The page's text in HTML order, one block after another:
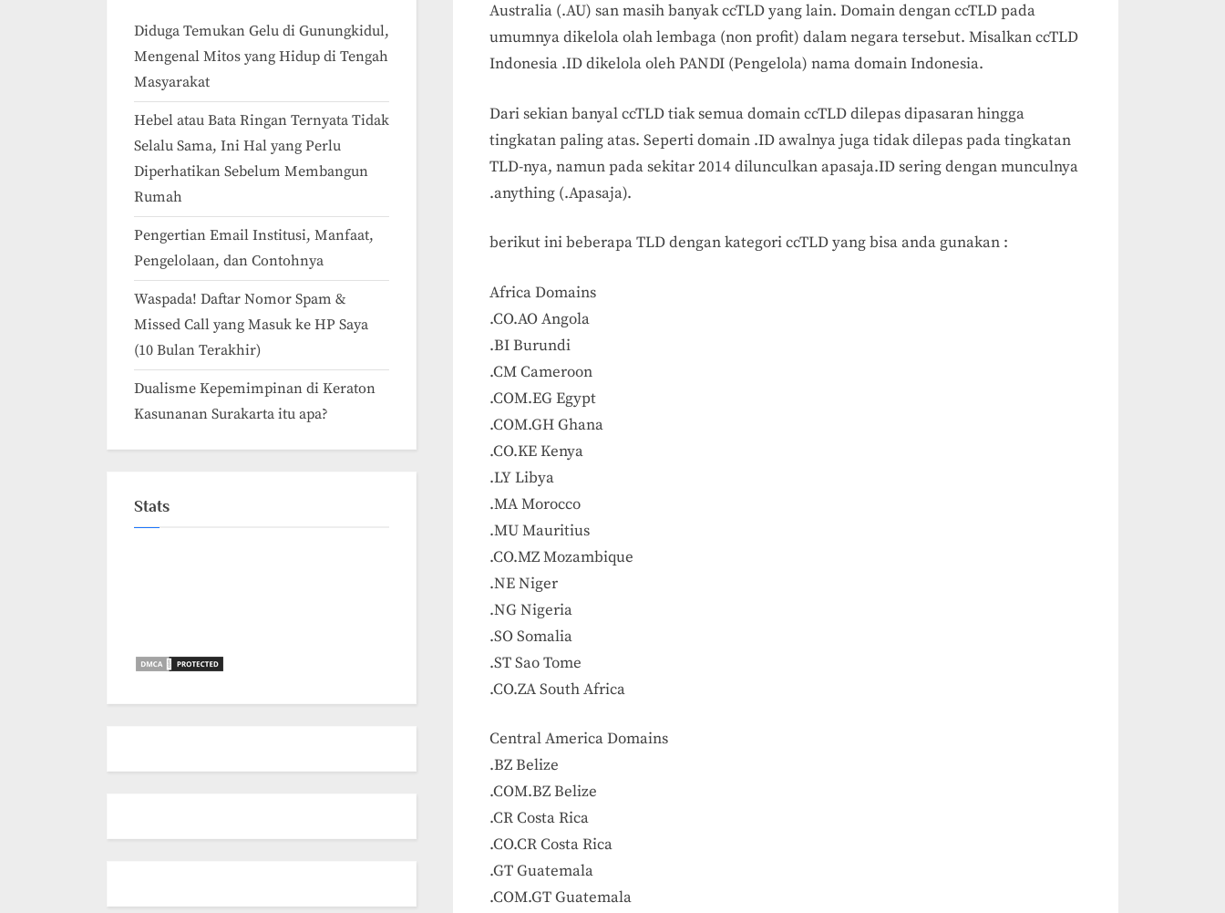
Australia (.AU) san masih banyak ccTLD yang lain. Domain dengan ccTLD pada
umumnya dikelola olah lembaga (non profit) dalam negara tersebut. Misalkan ccTLD
Indonesia .ID dikelola oleh PANDI (Pengelola) nama domain Indonesia.
Dari sekian banyal ccTLD tiak semua domain ccTLD dilepas dipasaran hingga
tingkatan paling atas. Seperti domain .ID awalnya juga tidak dilepas pada tingkatan
TLD-nya, namun pada sekitar 2014 dilunculkan apasaja.ID sering dengan munculnya
.anything (.Apasaja).
berikut ini beberapa TLD dengan kategori ccTLD yang bisa anda gunakan :
Africa Domains
.CO.AO Angola
.BI Burundi
.CM Cameroon
.COM.EG Egypt
.COM.GH Ghana
.CO.KE Kenya
.LY Libya
.MA Morocco
.MU Mauritius
.CO.MZ Mozambique
.NE Niger
.NG Nigeria
.SO Somalia
.ST Sao Tome
.CO.ZA South Africa
Central America Domains
.BZ Belize
.COM.BZ Belize
.CR Costa Rica
.CO.CR Costa Rica
.GT Guatemala
.COM.GT Guatemala
Diduga Temukan Gelu di Gunungkidul,
Mengenal Mitos yang Hidup di Tengah
Masyarakat
Hebel atau Bata Ringan Ternyata Tidak
Selalu Sama, Ini Hal yang Perlu
Diperhatikan Sebelum Membangun
Rumah
Pengertian Email Institusi, Manfaat,
Pengelolaan, dan Contohnya
Waspada! Daftar Nomor Spam &
Missed Call yang Masuk ke HP Saya
(10 Bulan Terakhir)
Dualisme Kepemimpinan di Keraton
Kasunanan Surakarta itu apa?
Stats